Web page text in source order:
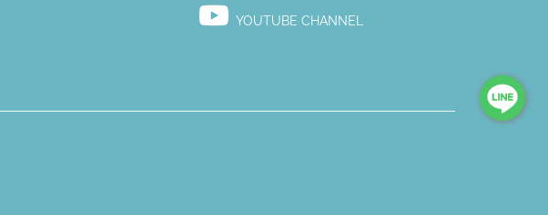
YOUTUBE CHANNEL